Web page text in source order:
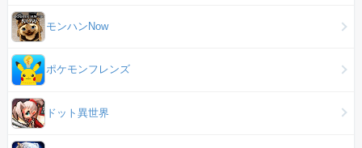
モンハンNow
ポケモンフレンズ
ドット異世界